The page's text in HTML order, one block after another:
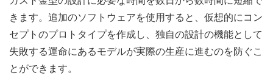
きます。追加のソフトウェアを使用すると、仮想的にコン
セプトのプロトタイプを作成し、独自の設計の機能として
失敗する運命にあるモデルが実際の生産に進むのを防ぐこ
とができます。